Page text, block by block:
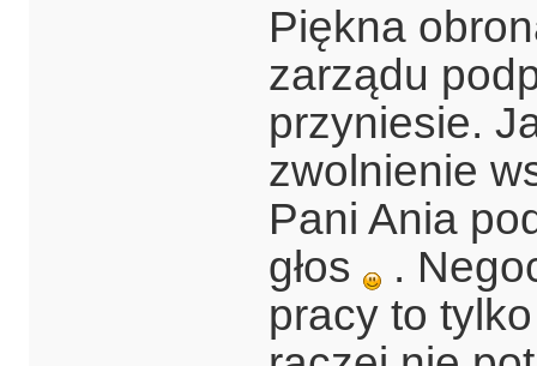
Piękna
zarządu
przyniesie.
zwolnienie
Pani Ania
głos
.
pracy to